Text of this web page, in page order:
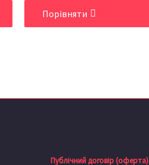
Порівняти
Публічний договір (оферта)